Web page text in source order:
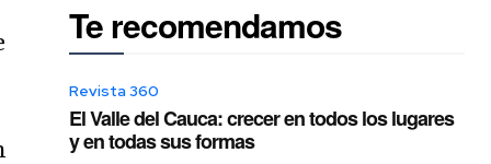
Te recomendamos
Revista 360
El Valle del Cauca: crecer en todos los lugares
y en todas sus formas